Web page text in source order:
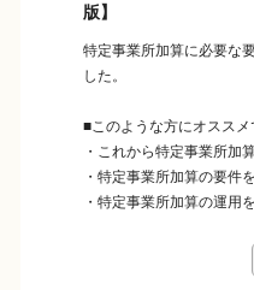
版】
特定事業所加算に必要な
した。
■このような方にオススメ
・これから特定事業所加
・特定事業所加算の要件
・特定事業所加算の運用